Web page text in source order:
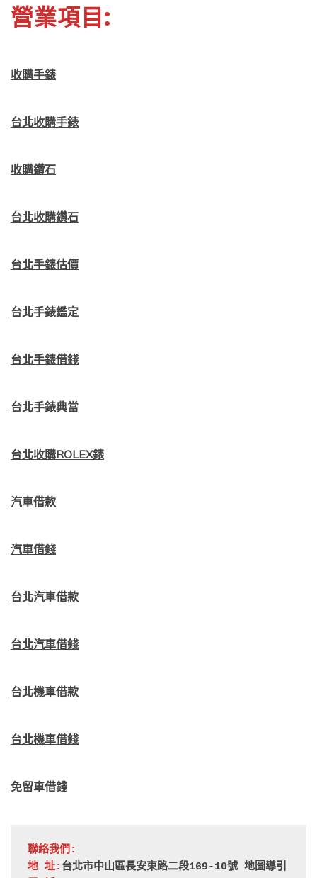
營業項目:
收購手錶
台北收購手錶
收購鑽石
台北收購鑽石
台北手錶估價
台北手錶鑑定
台北手錶借錢
台北手錶典當
台北收購ROLEX錶
汽車借款
汽車借錢
台北汽車借款
台北汽車借錢
台北機車借款
台北機車借錢
免留車借錢
聯絡我們:
地 址: 台北市中山區長安東路二段169-10號 地圖導引